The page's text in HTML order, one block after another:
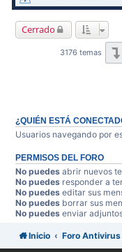
Cerrado
3176 temas
¿QUIÉN ESTÁ
Usuarios navegando por
PERMISOS DEL FORO
No puedes abrir nuevos
No puedes responder a
No puedes editar sus
No puedes borrar sus
No puedes enviar
Inicio Foro Antivirus